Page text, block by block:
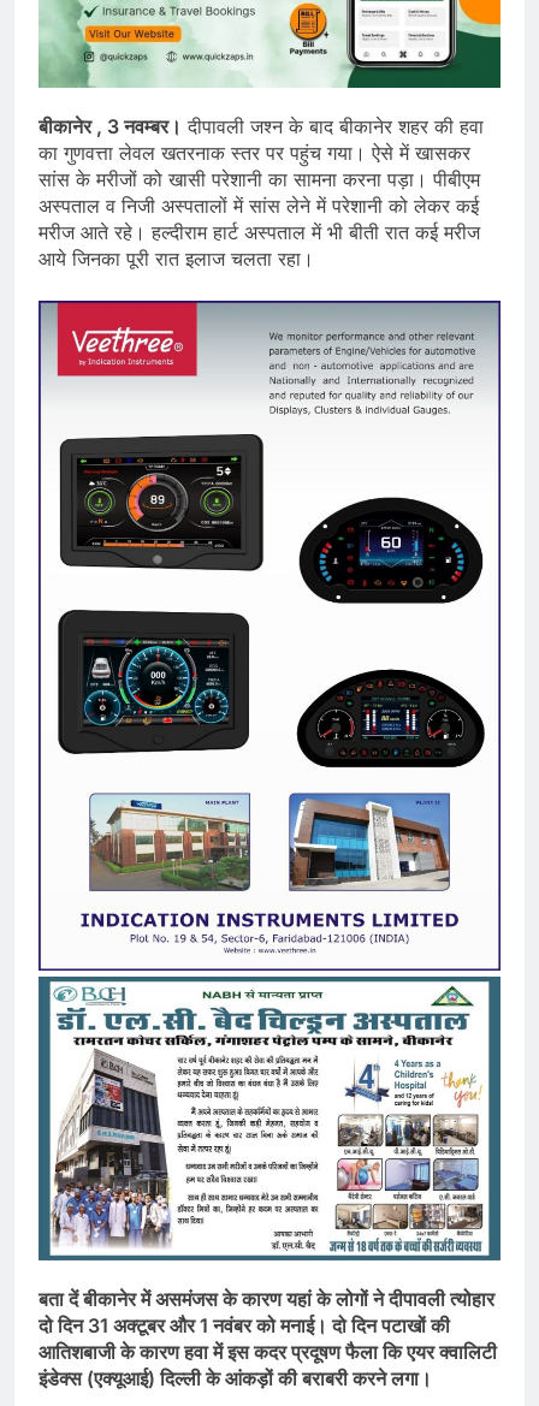
बीकानेर , 3 नवम्बर। दीपावली जश्न के बाद बीकानेर शहर की हवा
का गुणवत्ता लेवल खतरनाक स्तर पर पहुंच गया। ऐसे में खासकर
सांस के मरीजों को खासी परेशानी का सामना करना पड़ा। पीबीएम
अस्पताल व निजी अस्पतालों में सांस लेने में परेशानी को लेकर कई
मरीज आते रहे। हल्दीराम हार्ट अस्पताल में भी बीती रात कई मरीज
आये जिनका पूरी रात इलाज चलता रहा।
बता दें बीकानेर में असमंजस के कारण यहां के लोगों ने दीपावली त्योहार
दो दिन 31 अक्टूबर और 1 नवंबर को मनाई। दो दिन पटाखों की
आतिशबाजी के कारण हवा में इस कदर प्रदूषण फैला कि एयर क्वालिटी
इंडेक्स (एक्यूआई) दिल्ली के आंकड़ों की बराबरी करने लगा।